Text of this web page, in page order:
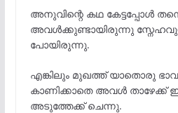
അനുവിന്റെ കഥ കേട്ടപ്പോൾ
അവൾക്കുണ്ടായിരുന്നു
പോയിരുന്നു.
എങ്കിലും മുഖത്ത് യാതൊരു
കാണിക്കാതെ അവൾ താഴേക്ക്
അടുത്തേക്ക് ചെന്നു.